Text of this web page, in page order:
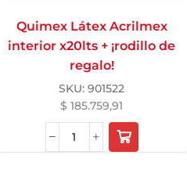
Quimex Látex Acrilmex
interior x20lts + ¡rodillo de
regalo!
SKU:901522
$ 185.759,91